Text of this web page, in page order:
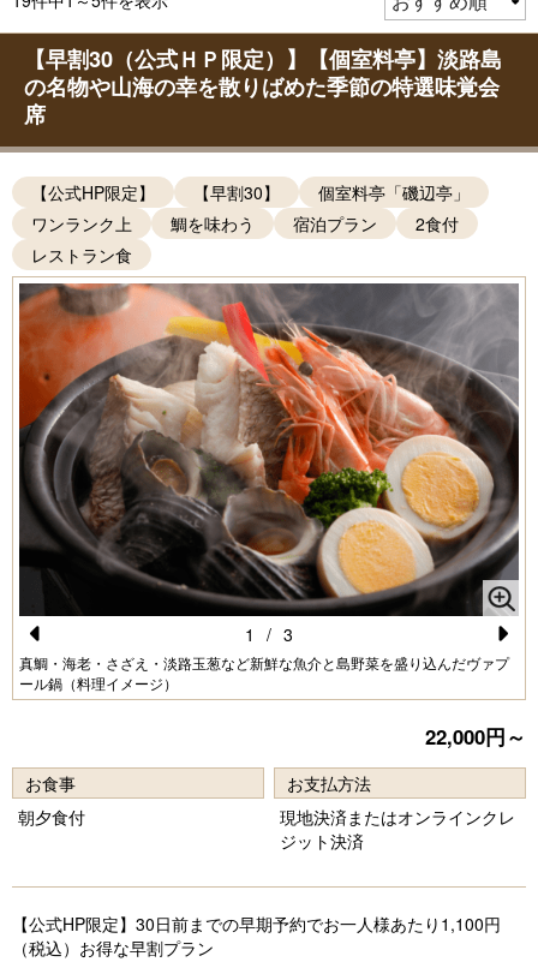
【早割30（公式ＨＰ限定）】【個室料亭】淡路島
の名物や山海の幸を散りばめた季節の特選味覚会
席
【公式HP限定】 【早割30】
個室料亭「磯辺亭」
ワンランク上
鯛を味わう 宿泊プラン
2食付
レストラン食
Pr
e
o
u
真鯛・海老・さざえ・淡路玉葱など新鮮な魚介と島野菜を盛り込んだヴァプ
ール鍋（料理イメージ）
N
e
xt
1 / 3
22,000円～
お食事
朝夕食付
お支払方法
現地決済またはオンラインクレ
ジット決済
【公式HP限定】30日前までの早期予約でお一人様あたり1,100円
（税込）お得な早割プラン